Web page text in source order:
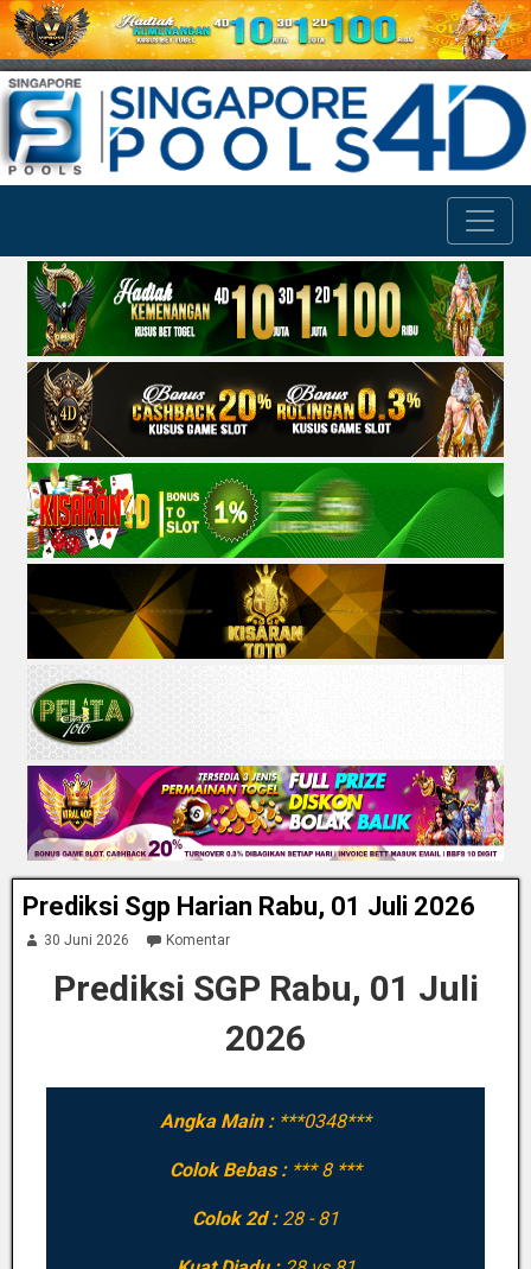
Prediksi Sgp Harian Rabu, 01 Juli 2026
30 Juni 2026 Komentar
Prediksi SGP Rabu, 01 Juli
2026
Angka Main : ***0348***
Colok Bebas : *** 8 ***
Colok 2d : 28 - 81